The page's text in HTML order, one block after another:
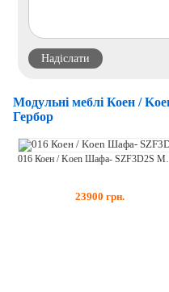
Модульні меблі Коен /
Гербор
23900 грн.